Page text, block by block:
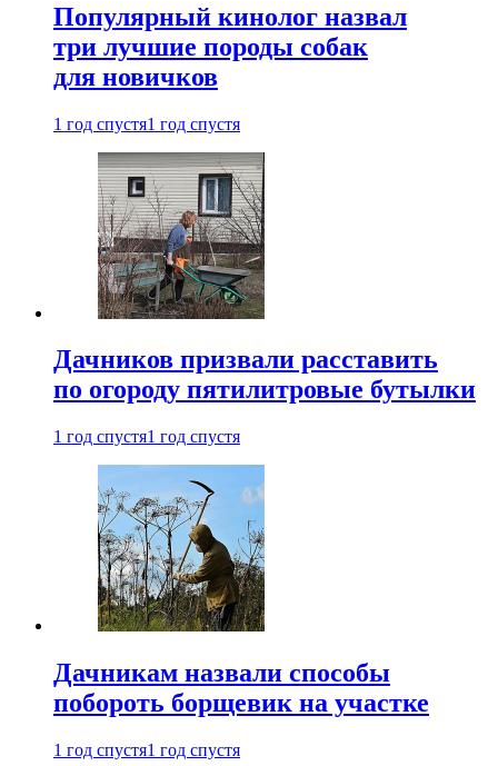
Популярный кинолог назвал
три лучшие породы собак
для новичков
1 год спустя1 год спустя
Дачников призвали расставить
по огороду пятилитровые бутылки
1 год спустя1 год спустя
Дачникам назвали способы
побороть борщевик на участке
1 год спустя1 год спустя